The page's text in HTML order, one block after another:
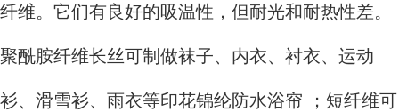
纤维。它们有良好的吸温性，但耐光和耐热性差。
聚酰胺纤维长丝可制做袜子、内衣、衬衣、运动
衫、滑雪衫、雨衣等印花锦纶防水浴帘 ；短纤维可